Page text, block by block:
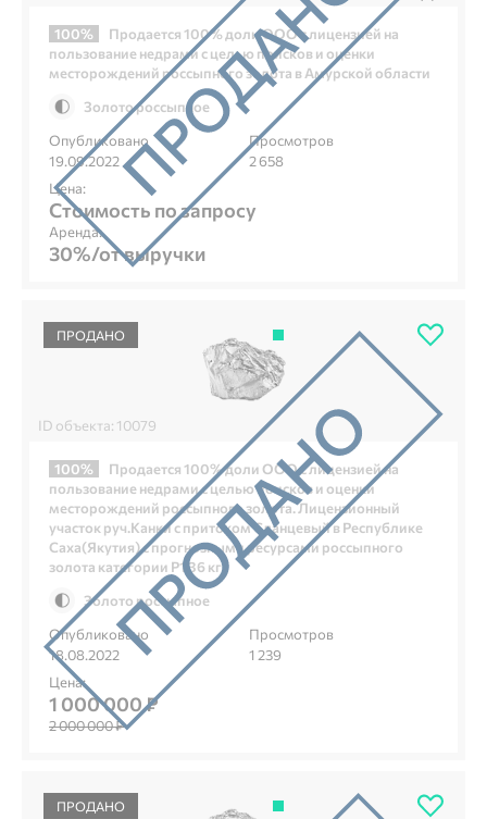
100%
Продается 100% доли ООО с лицензией на
пользование недрами с целью поисков и оценки
месторождений россыпного золота в Амурской области
Золото россыпное
Опубликовано
19.09.2022
Просмотров
2 658
Цена:
Стоимость по запросу
Аренда:
30%/от выручки
ПРОДАНО
ID объекта: 10079
100%
Продается 100% доли ООО с лицензией на
пользование недрами с целью поисков и оценки
месторождений россыпного золота. Лицензионный
участок руч.Канки с притоком Сланцевый в Республике
Саха(Якутия) с прогнозными ресурсами россыпного
золота категории Р1 36 кг
Золото россыпное
Опубликовано
18.08.2022
Просмотров
1 239
Цена:
1 000 000 ₽
2 000 000 ₽
ПРОДАНО